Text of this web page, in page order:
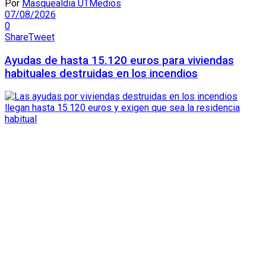
Por Masquealdia UTMedios
07/08/2026
0
ShareTweet
Ayudas de hasta 15.120 euros para viviendas
habituales destruidas en los incendios